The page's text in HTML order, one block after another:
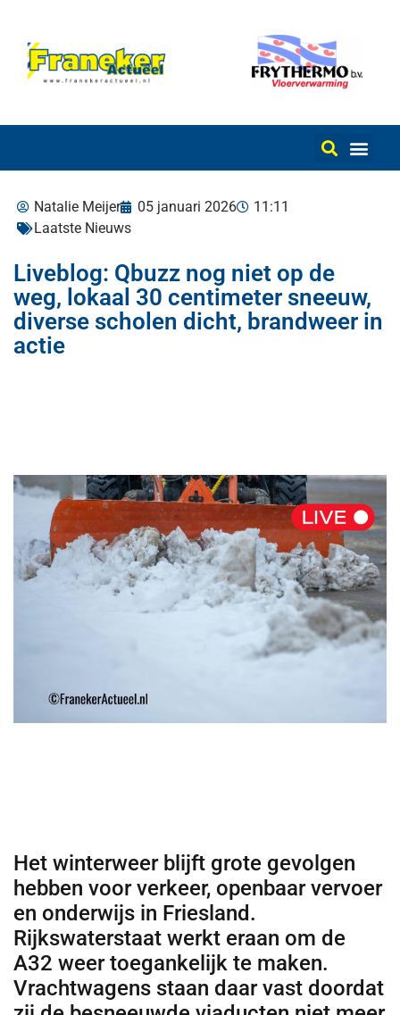
Natalie Meijer 05 januari 2026
11:11
Laatste Nieuws
Liveblog: Qbuzz nog niet op de
weg, lokaal 30 centimeter sneeuw,
diverse scholen dicht, brandweer in
actie
Het winterweer blijft grote gevolgen
hebben voor verkeer, openbaar vervoer
en onderwijs in Friesland.
Rijkswaterstaat werkt eraan om de
A32 weer toegankelijk te maken.
Vrachtwagens staan daar vast doordat